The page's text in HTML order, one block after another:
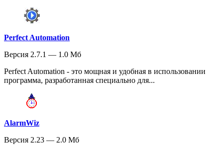
Perfect Automation
Версия 2.7.1 — 1.0 Мб
Perfect Automation - это мощная и удобная в использовании
программа, разработанная специально для...
AlarmWiz
Версия 2.23 — 2.0 Мб